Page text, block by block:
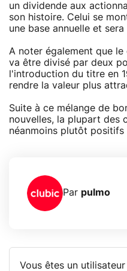
un dividende aux
son histoire. Celui se
une base annuelle et
A noter également que
va être divisé par deux
l'introduction du titre en
rendre la valeur plus
Suite à ce mélange de
nouvelles, la plupart des
néanmoins plutôt
Par pulmo
Vous êtes un